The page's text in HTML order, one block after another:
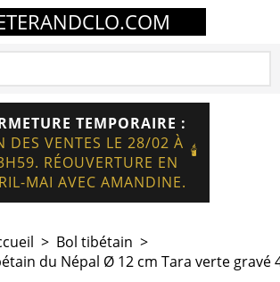
TEMPORAIRE :
DES VENTES LE 28/02 À
RÉOUVERTURE EN
MAI AVEC AMANDINE.
🕯️
> Bol tibétain >
du Népal Ø 12 cm Tara verte gravé